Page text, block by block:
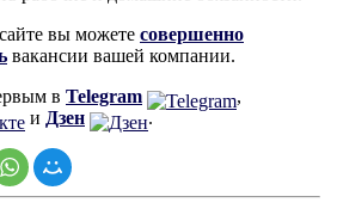
вы можете совершенно
вакансии вашей компании.
в Telegram
,
и Дзен .